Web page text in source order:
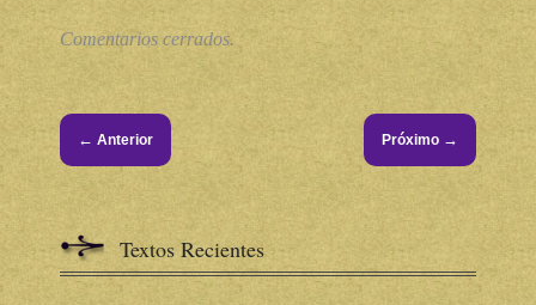
Comentarios cerrados.
← Anterior Próximo →
Textos Recientes